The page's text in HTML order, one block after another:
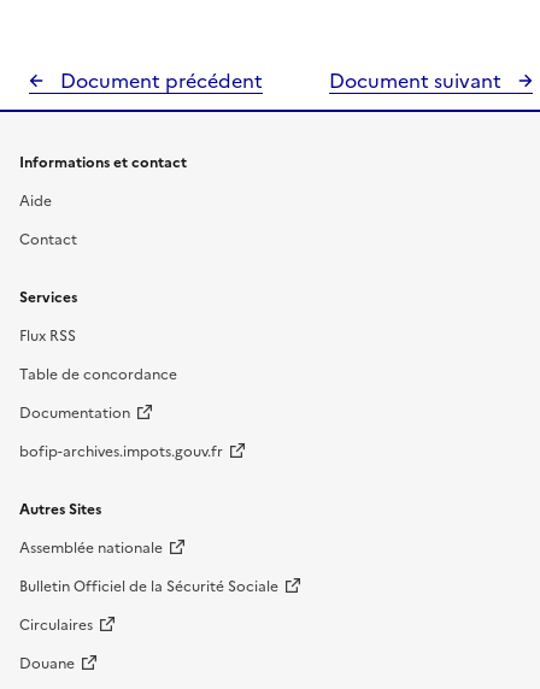
Document précédent Document suivant
Informations et contact
Aide
Contact
Services
Flux RSS
Table de concordance
Documentation
bofip-archives.impots.gouv.fr
Autres Sites
Assemblée nationale
Bulletin Officiel de la Sécurité Sociale
Circulaires
Douane